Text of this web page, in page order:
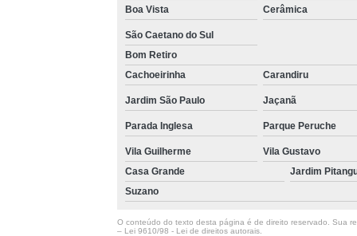
Boa Vista
Cerâmica
São Caetano do Sul
Bom Retiro
Cachoeirinha
Carandiru
Jardim São Paulo Jaçanã
Parada Inglesa Parque Peruche
Vila Guilherme Vila Gustavo
Casa Grande
Jardim
Suzano
O conteúdo do texto desta página é de direito reservado. Sua
– Lei 9610/98 - Lei de direitos autorais.